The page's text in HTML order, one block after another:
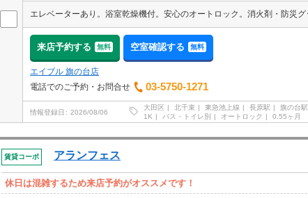
来店予約する 無料 空室確認する 無料
エイブル 旗の台店
電話でのご予約・お問合せ
03-5750-1271
情報登録日 2026/08/06
大田区 北千束 東急池上線 長原駅 旗の台駅
1K
バス・トイレ別 オートロック 0.55ヶ月
賃貸コーポ アランフェス
休日は混雑するため来店予約がオススメです！